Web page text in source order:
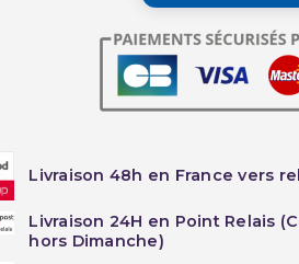
Livraison 48h en France vers
Livraison 24H en Point Relais
hors Dimanche)